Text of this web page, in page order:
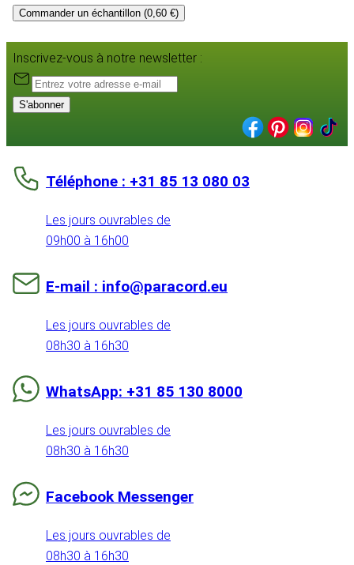
Commander un échantillon (0,60 €)
Inscrivez-vous à notre newsletter :
S'abonner
Téléphone : +31 85 13 080 03
Les jours ouvrables de
09h00 à 16h00
E-mail : info@paracord.eu
Les jours ouvrables de
08h30 à 16h30
WhatsApp: +31 85 130 8000
Les jours ouvrables de
08h30 à 16h30
Facebook Messenger
Les jours ouvrables de
08h30 à 16h30